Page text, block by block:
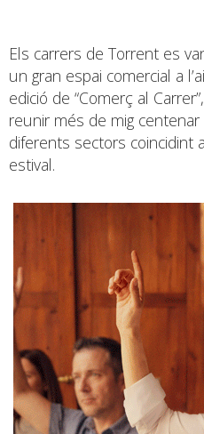
Els carrers de Torrent es
un gran espai comercial a
edició de “Comerç al
reunir més de mig centenar
diferents sectors coincidint
estival.